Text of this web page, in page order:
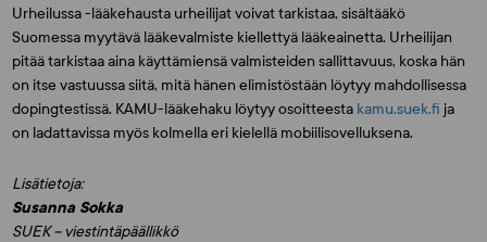
Urheilussa -lääkehausta urheilijat voivat tarkistaa, sisältääkö
Suomessa myytävä lääkevalmiste kiellettyä lääkeainetta. Urheilijan
pitää tarkistaa aina käyttämiensä valmisteiden sallittavuus, koska hän
on itse vastuussa siitä, mitä hänen elimistöstään löytyy mahdollisessa
dopingtestissä. KAMU-lääkehaku löytyy osoitteesta kamu.suek.fi ja
on ladattavissa myös kolmella eri kielellä mobiilisovelluksena.
Lisätietoja:
Susanna Sokka
SUEK – viestintäpäällikkö